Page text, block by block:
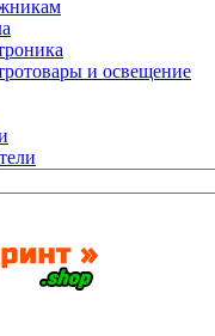
и освещение